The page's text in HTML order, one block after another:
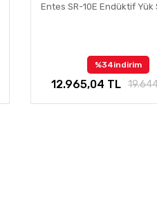
Entes SR-10E Endüktif Yük
%34indirim
12.965,04 TL